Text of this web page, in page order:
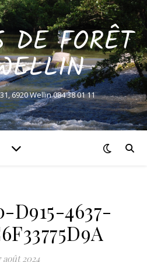
DE FORÊT
6920 Wellin 084 38 01 11
D915-4637-
août 2024